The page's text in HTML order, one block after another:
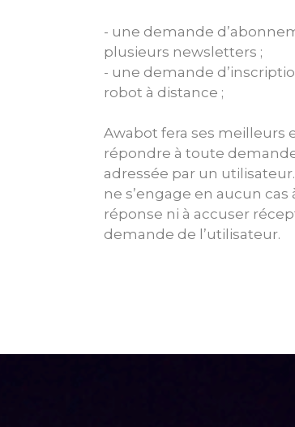
- une demande
plusieurs newsletters ;
- une demande
robot à distance ;
Awabot fera ses meilleurs
répondre à toute
adressée par un
ne s’engage en aucun
réponse ni à accuser
demande de l’utilisateur.